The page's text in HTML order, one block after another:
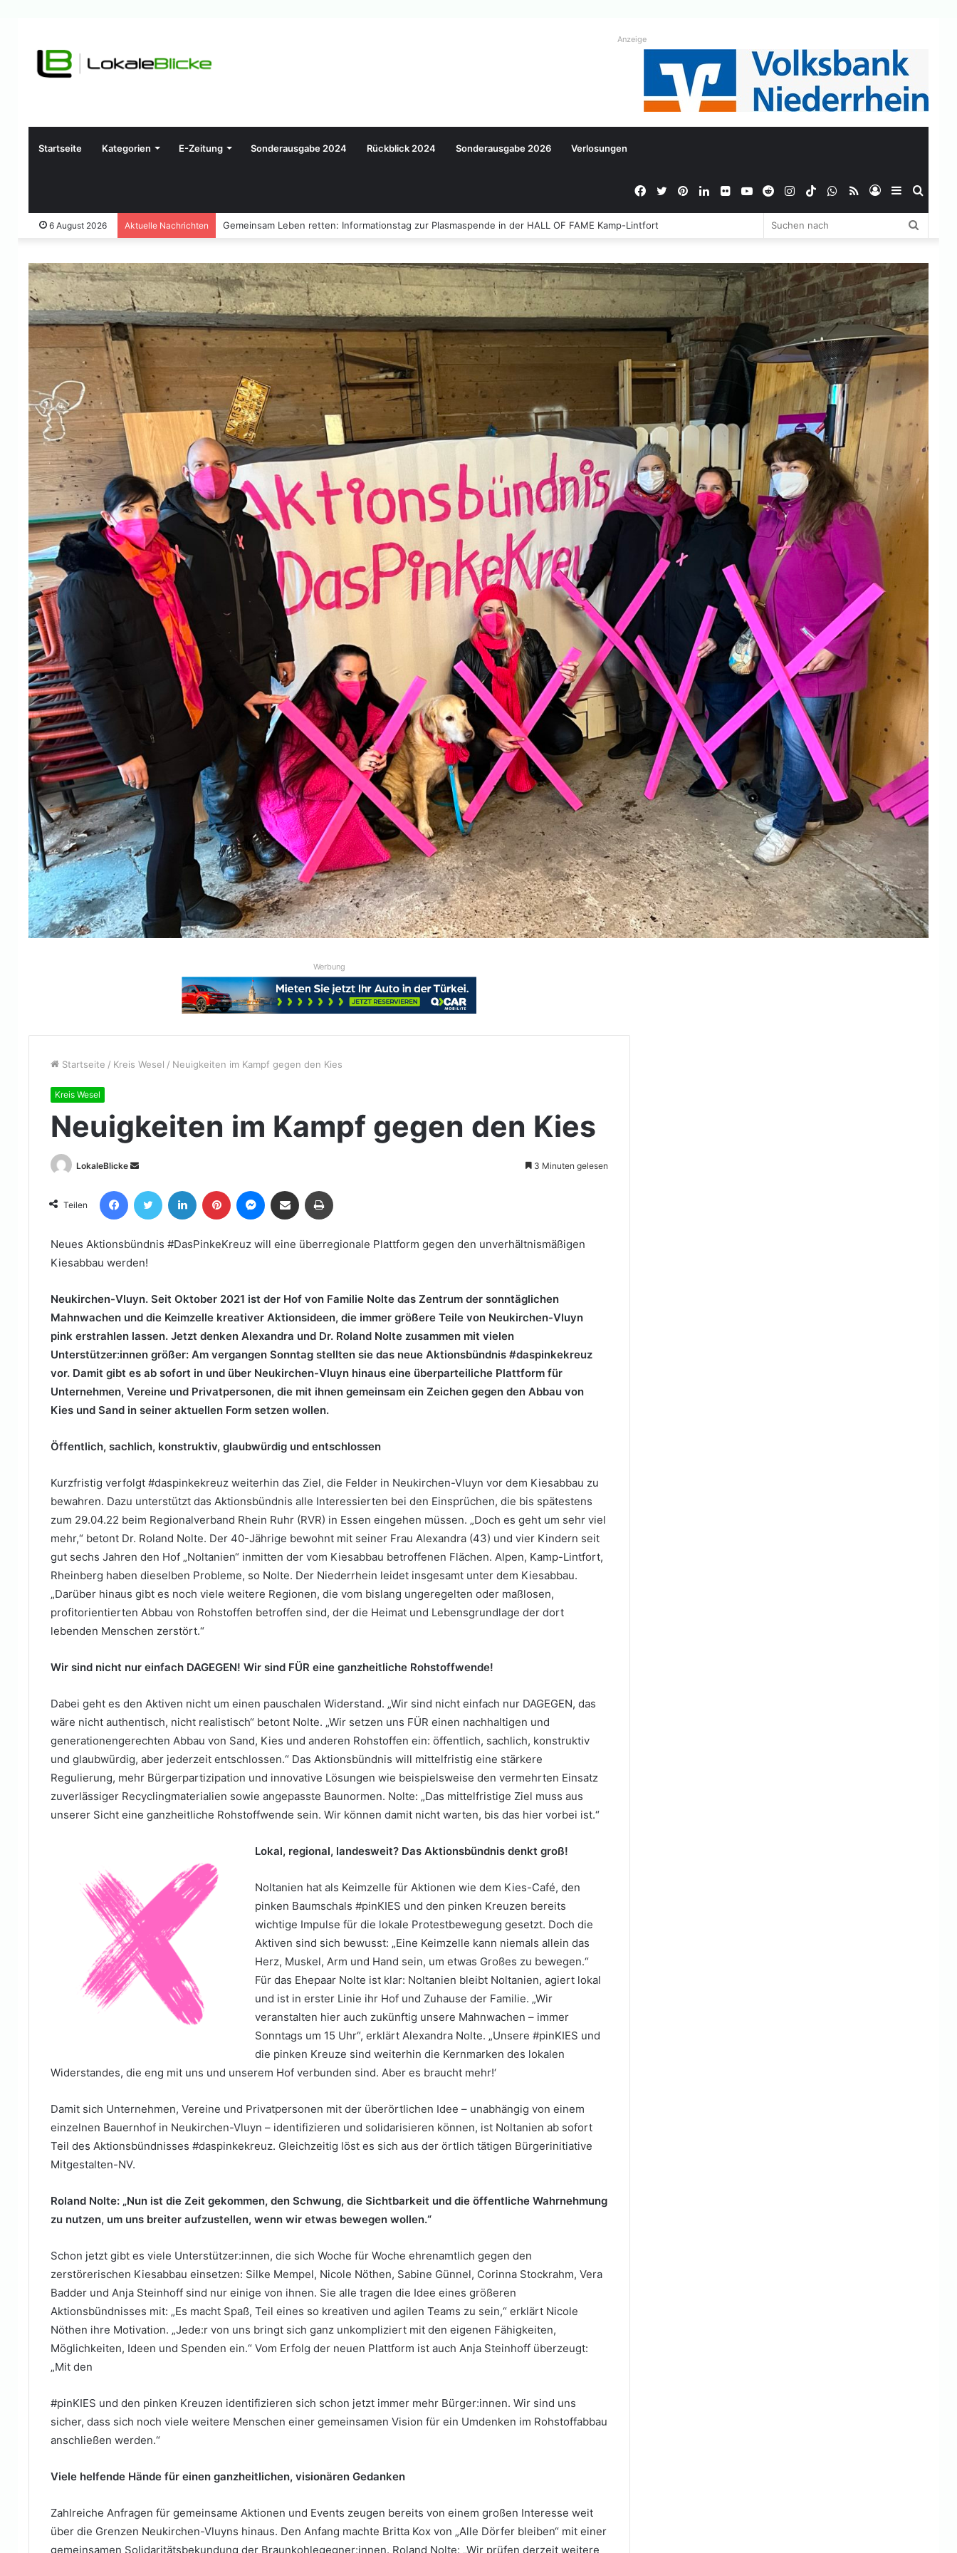
Anzeige
Startseite Kategorien E-Zeitung Sonderausgabe 2024 Rückblick 2024 Sonderausgabe 2026 Verlosungen
Sidebar
Anmelden
RSS
WhatsApp
TikTok
Instagram
Reddit
YouTube
Flickr
LinkedIn
Pinterest
Twitter
Facebook
6 August 2026 Aktuelle Nachrichten Gemeinsam Leben retten: Informationstag zur Plasmaspende in der HALL OF FAME Kamp-Lintfort
Werbung
Startseite / Kreis Wesel / Neuigkeiten im Kampf gegen den Kies
Kreis Wesel
Neuigkeiten im Kampf gegen den Kies
LokaleBlicke
Sende
eine
E-
3 Minuten gelesen
Teilen
FacebookTwitter LinkedIn Pinterest Messenger
Teile per E-Mail
Neues Aktionsbündnis #DasPinkeKreuz will eine überregionale Plattform gegen den unverhältnismäßigen
Kiesabbau werden!
Neukirchen-Vluyn. Seit Oktober 2021 ist der Hof von Familie Nolte das Zentrum der sonntäglichen
Mahnwachen und die Keimzelle kreativer Aktionsideen, die immer größere Teile von Neukirchen-Vluyn
pink erstrahlen lassen. Jetzt denken Alexandra und Dr. Roland Nolte zusammen mit vielen
Unterstützer:innen größer: Am vergangen Sonntag stellten sie das neue Aktionsbündnis #daspinkekreuz
vor. Damit gibt es ab sofort in und über Neukirchen-Vluyn hinaus eine überparteiliche Plattform für
Unternehmen, Vereine und Privatpersonen, die mit ihnen gemeinsam ein Zeichen gegen den Abbau von
Kies und Sand in seiner aktuellen Form setzen wollen.
Öffentlich, sachlich, konstruktiv, glaubwürdig und entschlossen
Kurzfristig verfolgt #daspinkekreuz weiterhin das Ziel, die Felder in Neukirchen-Vluyn vor dem Kiesabbau zu
bewahren. Dazu unterstützt das Aktionsbündnis alle Interessierten bei den Einsprüchen, die bis spätestens
zum 29.04.22 beim Regionalverband Rhein Ruhr (RVR) in Essen eingehen müssen. „Doch es geht um sehr viel
mehr,“ betont Dr. Roland Nolte. Der 40-Jährige bewohnt mit seiner Frau Alexandra (43) und vier Kindern seit
gut sechs Jahren den Hof „Noltanien“ inmitten der vom Kiesabbau betroffenen Flächen. Alpen, Kamp-Lintfort,
Rheinberg haben dieselben Probleme, so Nolte. Der Niederrhein leidet insgesamt unter dem Kiesabbau.
„Darüber hinaus gibt es noch viele weitere Regionen, die vom bislang ungeregelten oder maßlosen,
profitorientierten Abbau von Rohstoffen betroffen sind, der die Heimat und Lebensgrundlage der dort
lebenden Menschen zerstört.“
Wir sind nicht nur einfach DAGEGEN! Wir sind FÜR eine ganzheitliche Rohstoffwende!
Dabei geht es den Aktiven nicht um einen pauschalen Widerstand. „Wir sind nicht einfach nur DAGEGEN, das
wäre nicht authentisch, nicht realistisch“ betont Nolte. „Wir setzen uns FÜR einen nachhaltigen und
generationengerechten Abbau von Sand, Kies und anderen Rohstoffen ein: öffentlich, sachlich, konstruktiv
und glaubwürdig, aber jederzeit entschlossen.“ Das Aktionsbündnis will mittelfristig eine stärkere
Regulierung, mehr Bürgerpartizipation und innovative Lösungen wie beispielsweise den vermehrten Einsatz
zuverlässiger Recyclingmaterialien sowie angepasste Baunormen. Nolte: „Das mittelfristige Ziel muss aus
unserer Sicht eine ganzheitliche Rohstoffwende sein. Wir können damit nicht warten, bis das hier vorbei ist.“
Lokal, regional, landesweit? Das Aktionsbündnis denkt groß!
Noltanien hat als Keimzelle für Aktionen wie dem Kies-Café, den
pinken Baumschals #pinKIES und den pinken Kreuzen bereits
wichtige Impulse für die lokale Protestbewegung gesetzt. Doch die
Aktiven sind sich bewusst: „Eine Keimzelle kann niemals allein das
Herz, Muskel, Arm und Hand sein, um etwas Großes zu bewegen.“
Für das Ehepaar Nolte ist klar: Noltanien bleibt Noltanien, agiert lokal
und ist in erster Linie ihr Hof und Zuhause der Familie. „Wir
veranstalten hier auch zukünftig unsere Mahnwachen – immer
Sonntags um 15 Uhr“, erklärt Alexandra Nolte. „Unsere #pinKIES und
die pinken Kreuze sind weiterhin die Kernmarken des lokalen
Widerstandes, die eng mit uns und unserem Hof verbunden sind. Aber es braucht mehr!‘
Damit sich Unternehmen, Vereine und Privatpersonen mit der überörtlichen Idee – unabhängig von einem
einzelnen Bauernhof in Neukirchen-Vluyn – identifizieren und solidarisieren können, ist Noltanien ab sofort
Teil des Aktionsbündnisses #daspinkekreuz. Gleichzeitig löst es sich aus der örtlich tätigen Bürgerinitiative
Mitgestalten-NV.
Roland Nolte: „Nun ist die Zeit gekommen, den Schwung, die Sichtbarkeit und die öffentliche Wahrnehmung
zu nutzen, um uns breiter aufzustellen, wenn wir etwas bewegen wollen.“
Schon jetzt gibt es viele Unterstützer:innen, die sich Woche für Woche ehrenamtlich gegen den
zerstörerischen Kiesabbau einsetzen: Silke Mempel, Nicole Nöthen, Sabine Günnel, Corinna Stockrahm, Vera
Badder und Anja Steinhoff sind nur einige von ihnen. Sie alle tragen die Idee eines größeren
Aktionsbündnisses mit: „Es macht Spaß, Teil eines so kreativen und agilen Teams zu sein,“ erklärt Nicole
Nöthen ihre Motivation. „Jede:r von uns bringt sich ganz unkompliziert mit den eigenen Fähigkeiten,
Möglichkeiten, Ideen und Spenden ein.“ Vom Erfolg der neuen Plattform ist auch Anja Steinhoff überzeugt:
„Mit den
#pinKIES und den pinken Kreuzen identifizieren sich schon jetzt immer mehr Bürger:innen. Wir sind uns
sicher, dass sich noch viele weitere Menschen einer gemeinsamen Vision für ein Umdenken im Rohstoffabbau
anschließen werden.“
Viele helfende Hände für einen ganzheitlichen, visionären Gedanken
Zahlreiche Anfragen für gemeinsame Aktionen und Events zeugen bereits von einem großen Interesse weit
über die Grenzen Neukirchen-Vluyns hinaus. Den Anfang machte Britta Kox von „Alle Dörfer bleiben“ mit einer
gemeinsamen Solidaritätsbekundung der Braunkohlegegner:innen. Roland Nolte: „Wir prüfen derzeit weitere